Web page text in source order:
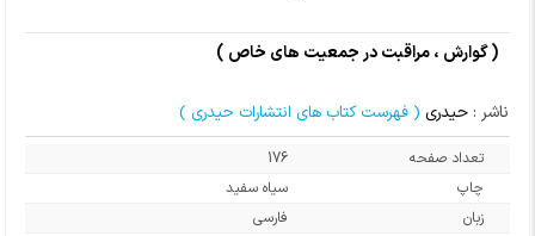
( گوارش ، مراقبت در جمعیت های خاص )
ناشر : حیدری ( فهرست کتاب های انتشارات حیدری )
تعداد صفحه
176
چاپ
سیاه سفید
زبان
فارسی